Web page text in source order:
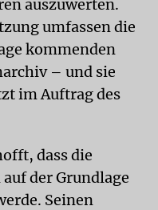
auszuwerten.
umfassen die
kommenden
– und sie
im Auftrag des
dass die
der Grundlage
Seinen